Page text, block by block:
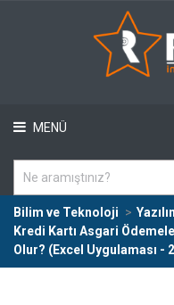
MENÜ
Bilim ve Teknoloji
Kredi Kartı Asgari
Olur? (Excel Uygulaması -